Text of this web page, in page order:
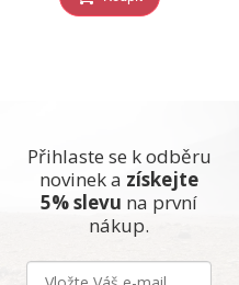
Přihlaste se k odběru
novinek a získejte
5% slevu na první
nákup.